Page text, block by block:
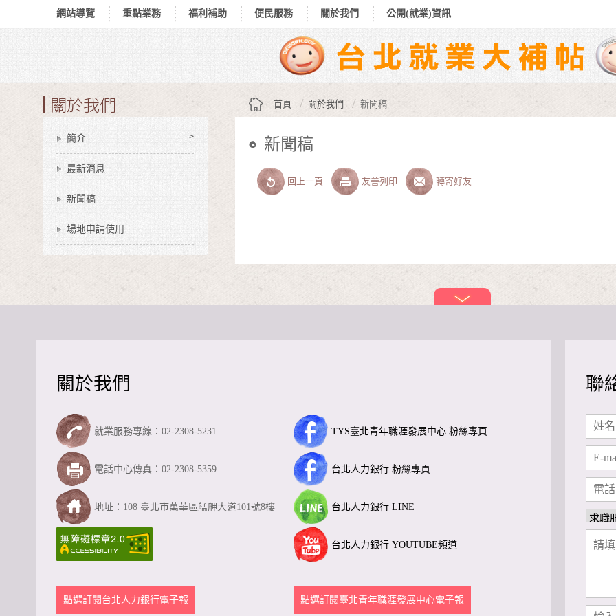
跳到主要內容區塊
網站導覽 重點業務 福利補助 便民服務 關於我們 公開(就業)資訊
關於我們
簡介
最新消息
新聞稿
場地申請使用
首頁 關於我們 新聞稿
新聞稿
回上一頁 友善列印 轉寄好友
關於我們
就業服務專線：02-2308-5231 TYS臺北青年職涯發展中心 粉絲專頁
電話中心傳真：02-2308-5359 台北人力銀行 粉絲專頁
地址：108 臺北市萬華區艋舺大道101號8樓 台北人力銀行 LINE
台北人力銀行 YOUTUBE頻道
點選訂閱台北人力銀行電子報 點選訂閱臺北青年職涯發展中心電子報
聯